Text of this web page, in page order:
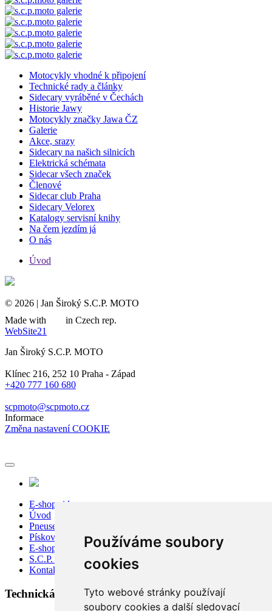
Používáme soubory
cookies
Tyto webové stránky používají
soubory cookies a další sledovací
Motocykly vhodné k připojení
Technické rady a články
Sidecary vyráběné v Čechách
Historie Jawy
Motocykly značky Jawa ČZ
Galerie
Akce, srazy
Sidecary na našich silnicích
Elektrická schémata
Sidecar všech značek
Členové
Sidecar club Praha
Sidecary Velorex
Katalogy servisní knihy
Na čem jezdím já
O nás
Úvod
© 2026 | Jan Široký S.C.P. MOTO
Made with
in Czech rep.
WebSite21
Jan Široký S.C.P. MOTO
Klínec 216, 252 10 Praha - Západ
+420 777 160 680
scpmoto@scpmoto.cz
Informace
Změna nastavení COOKIE
E-shop sidecar
Úvod
Pneuservis
Pískování
E-shop
S.C.P. Moto
Kontakty
Technická podpora: